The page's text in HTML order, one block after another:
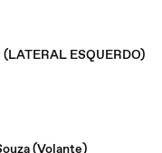
(LATERAL ESQUERDO)
(Volante)